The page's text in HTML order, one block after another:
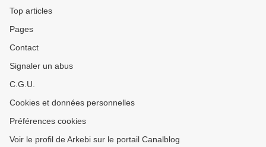
Top articles
Pages
Contact
Signaler un abus
C.G.U.
Cookies et données personnelles
Préférences cookies
Voir le profil de Arkebi sur le portail Canalblog